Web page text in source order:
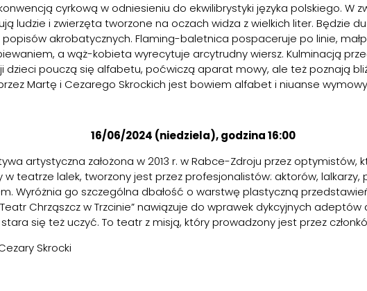
cyrkową w odniesieniu do ekwilibrystyki języka polskiego. W
ludzie i zwierzęta tworzone na oczach widza z wielkich liter. Będzie
popisów akrobatycznych. Flaming-baletnica pospaceruje po linie,
a wąż-kobieta wyrecytuje arcytrudny wiersz. Kulminacją
dzieci pouczą się alfabetu, poćwiczą aparat mowy, ale też poznają
Martę i Cezarego Skrockich jest bowiem alfabet i niuanse
16/06/2024 (niedziela), godzina 16:00
artystyczna założona w 2013 r. w Rabce-Zdroju przez optymistów,
teatrze lalek, tworzony jest przez profesjonalistów: aktorów,
Wyróżnia go szczególna dbałość o warstwę plastyczną
Chrząszcz w Trzcinie” nawiązuje do wprawek dykcyjnych
się też uczyć. To teatr z misją, który prowadzony jest przez
Skrocki